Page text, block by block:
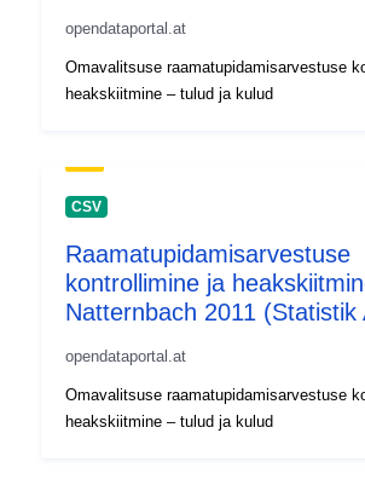
opendataportal.at
Omavalitsuse raamatupidamisarvestuse
heakskiitmine – tulud ja kulud
CSV
Raamatupidamisarvestuse
kontrollimine ja
Natternbach 2011 (Statistik
opendataportal.at
Omavalitsuse raamatupidamisarvestuse
heakskiitmine – tulud ja kulud